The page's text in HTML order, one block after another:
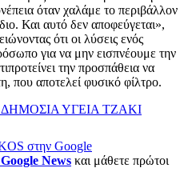
όταν χαλάμε το περιβάλλον
Και αυτό δεν αποφεύγεται»,
ότι οι λύσεις ενός
για να μην εισπνέουμε την
την προσπάθεια να
που αποτελεί φυσικό φίλτρο.
ΔΗΜΟΣΙΑ ΥΓΕΙΑ ΤΖΑΚΙ
στην Google
News και μάθετε πρώτοι